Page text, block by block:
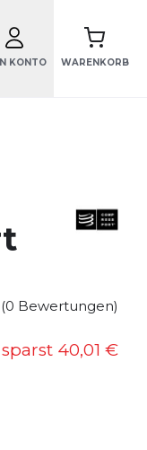
KONTO WARENKORB
(0 Bewertungen)
40,01 €